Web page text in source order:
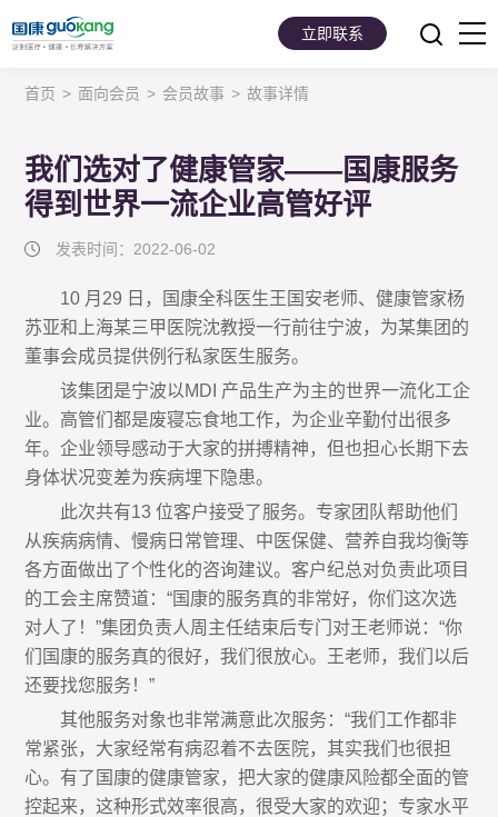
首页
面向会员
面向企业
关于我们
立即联系
首页 > 面向会员 > 会员故事 > 故事详情
我们选对了健康管家——国康服务
得到世界一流企业高管好评
发表时间：2022-06-02
10 月29 日，国康全科医生王国安老师、健康管家杨
苏亚和上海某三甲医院沈教授一行前往宁波，为某集团的
董事会成员提供例行私家医生服务。
该集团是宁波以MDI 产品生产为主的世界一流化工企
业。高管们都是废寝忘食地工作，为企业辛勤付出很多
年。企业领导感动于大家的拼搏精神，但也担心长期下去
身体状况变差为疾病埋下隐患。
此次共有13 位客户接受了服务。专家团队帮助他们
从疾病病情、慢病日常管理、中医保健、营养自我均衡等
各方面做出了个性化的咨询建议。客户纪总对负责此项目
的工会主席赞道：“国康的服务真的非常好，你们这次选
对人了！”集团负责人周主任结束后专门对王老师说：“你
们国康的服务真的很好，我们很放心。王老师，我们以后
还要找您服务！”
其他服务对象也非常满意此次服务：“我们工作都非
常紧张，大家经常有病忍着不去医院，其实我们也很担
心。 有了国康的健康管家，把大家的健康风险都全面的管
控起来，这种形式效率很高，很受大家的欢迎；专家水平